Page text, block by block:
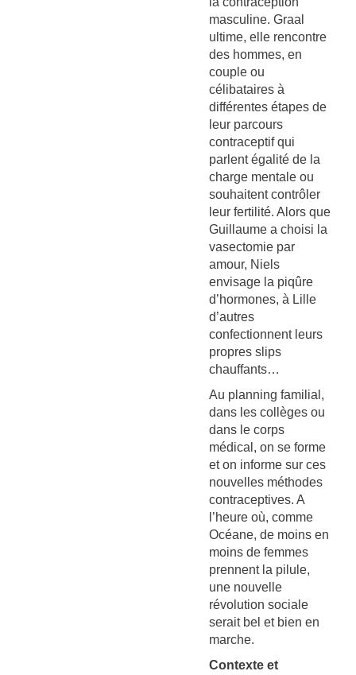
masculine. Graal
ultime, elle rencontre
des hommes, en
couple ou
célibataires à
différentes étapes de
leur parcours
contraceptif qui
parlent égalité de la
charge mentale ou
souhaitent contrôler
leur fertilité. Alors que
Guillaume a choisi la
vasectomie par
amour, Niels
envisage la piqûre
d’hormones, à Lille
d’autres
confectionnent leurs
propres slips
chauffants…
Au planning familial,
dans les collèges ou
dans le corps
médical, on se forme
et on informe sur ces
nouvelles méthodes
contraceptives. A
l’heure où, comme
Océane, de moins en
moins de femmes
prennent la pilule,
une nouvelle
révolution sociale
serait bel et bien en
marche.
Contexte et